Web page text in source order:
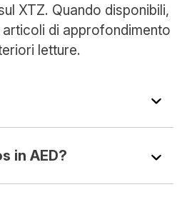
XTZ. Quando disponibili,
di approfondimento
letture.
in AED?